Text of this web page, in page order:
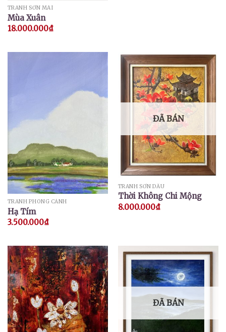
TRANH SƠN MÀI
Mùa Xuân
18.000.000₫
TRANH PHONG CẢNH
Hạ Tím
3.500.000₫
ĐÃ BÁN
TRANH SƠN DẦU
Thời Không Chi Mộng
8.000.000₫
ĐÃ BÁN